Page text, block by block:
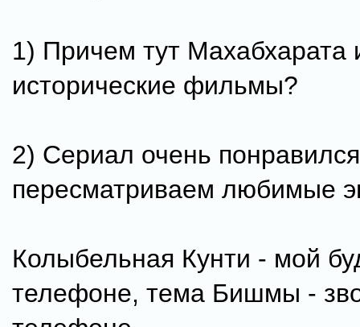
1) Причем тут Махабхарата
исторические фильмы?
2) Сериал очень
пересматриваем любимые
Колыбельная Кунти - мой
телефоне, тема Бишмы -